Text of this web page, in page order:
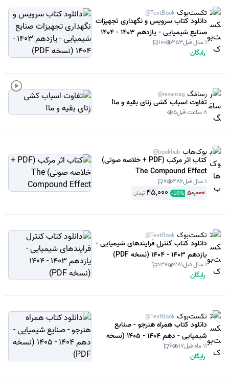
تکست‌بوک @TextBook
دانلود کتاب سرویس و نگهداری تجهیزات
صنایع شیمیایی - یازدهم 1403 - 1404
(نسخه PDF)1 سال قبل 253
100
رایگان
رسامَگ @rasamag
تفاوت اسباب کشی زنای بقیه و ما!
8 ساعت قبل 5
بوک‌هاب @bookhub
کتاب اثر مرکب (PDF + خلاصه صوتی)
The Compound Effect
1 سال قبل 286
8
50,000
-10%
45,000 تومان
تکست‌بوک @TextBook
دانلود کتاب کنترل فرایندهای شیمیایی -
یازدهم 1403 - 1404 (نسخه PDF)
1 سال قبل 281
137
رایگان
تکست‌بوک @TextBook
دانلود کتاب همراه هنرجو - صنایع
شیمیایی - دهم 1404 - 1405 (نسخه
PDF)
11 ماه قبل 17
6
رایگان